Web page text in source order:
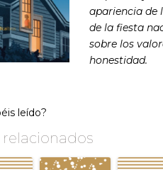
apariencia de
de la fiesta
sobre los
honestidad.
leído?
relacionados